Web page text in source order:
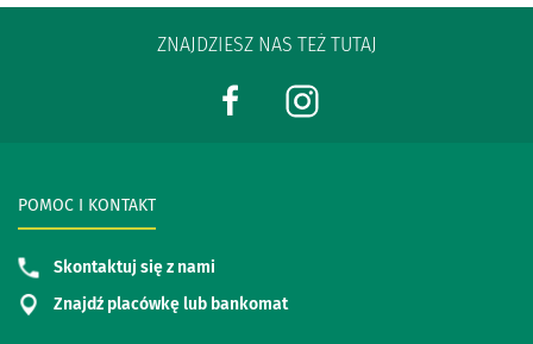
ZNAJDZIESZ NAS TEŻ TUTAJ
POMOC I KONTAKT
Skontaktuj się z nami
Znajdź placówkę lub bankomat